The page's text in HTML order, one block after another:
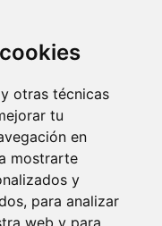
otras técnicas
tu
en
mostrarte
y
para analizar
web y para